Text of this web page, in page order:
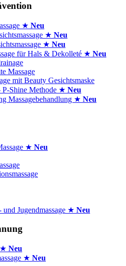
★ Neu
★ Neu
★ Neu
für Hals & Dekolleté ★ Neu
Massage
mit Beauty Gesichtsmaske
P-Shine Methode ★ Neu
Massagebehandlung ★ Neu
★ Neu
Jugendmassage ★ Neu
★ Neu
★ Neu